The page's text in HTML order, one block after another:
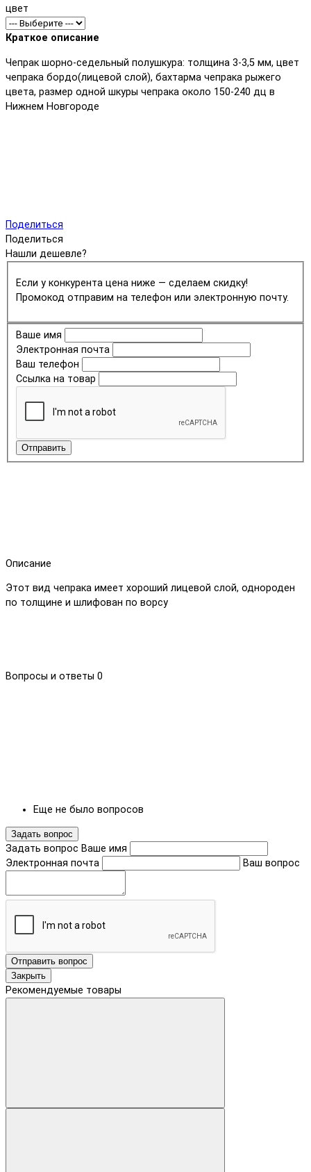
цвет
Краткое описание
Чепрак шорно-седельный полушкура: толщина 3-3,5 мм, цвет
чепрака бордо(лицевой слой), бахтарма чепрака рыжего
цвета, размер одной шкуры чепрака около 150-240 дц в
Нижнем Новгороде
Поделиться
Поделиться
Нашли дешевле?
Если у конкурента цена ниже — сделаем скидку!
Промокод отправим на телефон или электронную почту.
Ваше имя
Электронная почта
Ваш телефон
Ссылка на товар
Отправить
Описание
Этот вид чепрака имеет хороший лицевой слой, однороден
по толщине и шлифован по ворсу
Вопросы и ответы 0
Еще не было вопросов
Задать вопрос
Задать вопрос Ваше имя
Электронная почта
Ваш вопрос
Отправить вопрос
Закрыть
Рекомендуемые товары